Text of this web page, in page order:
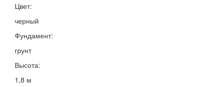
Цвет:
черный
Фундамент:
грунт
Высота:
1,8 м